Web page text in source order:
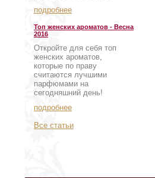
подробнее
Топ женских ароматов - Весна
2016
Откройте для себя топ
женских ароматов,
которые по праву
считаются лучшими
парфюмами на
сегодняшний день!
подробнее
Все статьи